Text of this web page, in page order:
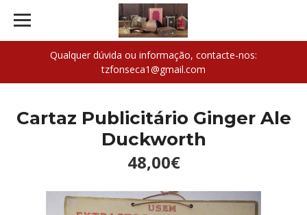
Qualquer dúvida ou informação, contacte-nos:
tzfonseca1@gmail.com
Cartaz Publicitário Ginger Ale
Duckworth
48,00€